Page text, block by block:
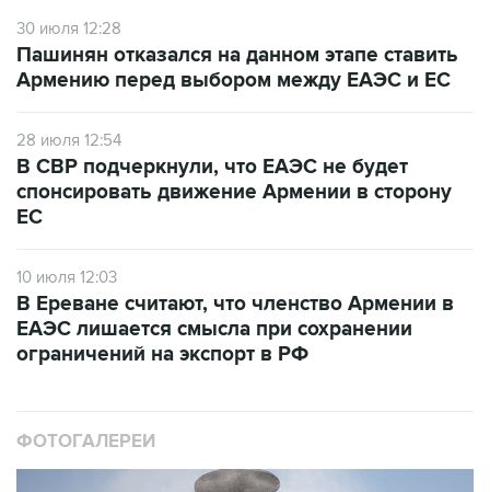
30 июля 12:28
Пашинян отказался на данном этапе ставить
Армению перед выбором между ЕАЭС и ЕС
28 июля 12:54
В СВР подчеркнули, что ЕАЭС не будет
спонсировать движение Армении в сторону
ЕС
10 июля 12:03
В Ереване считают, что членство Армении в
ЕАЭС лишается смысла при сохранении
ограничений на экспорт в РФ
ФОТОГАЛЕРЕИ